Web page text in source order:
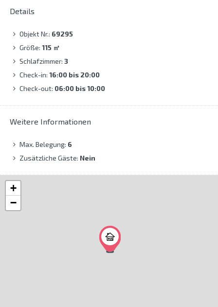
Details
Objekt Nr.: 69295
Größe: 115 ㎡
Schlafzimmer: 3
Check-in: 16:00 bis 20:00
Check-out: 06:00 bis 10:00
Weitere Informationen
Max. Belegung: 6
Zusätzliche Gäste: Nein
+
−